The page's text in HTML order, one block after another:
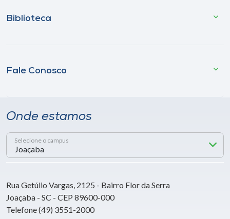
Biblioteca
Fale Conosco
Onde estamos
Selecione o campus
Rua Getúlio Vargas, 2125 - Bairro Flor da Serra
Joaçaba - SC - CEP 89600-000
Telefone (49) 3551-2000